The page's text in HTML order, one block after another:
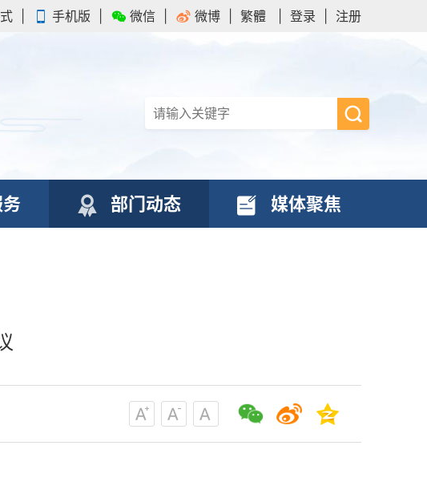
手机版 微信 微博 繁體 登录 注册
部门动态 媒体聚焦